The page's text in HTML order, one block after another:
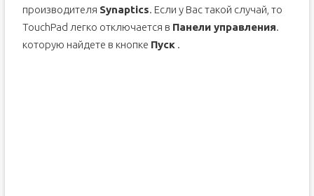
производителя Synaptics. Если у Вас такой случай, то
TouchPad легко отключается в Панели управления.
которую найдете в кнопке Пуск.